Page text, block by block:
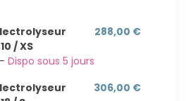
/ XS
Dispo sous 5 jours
288,00 €
306,00 €